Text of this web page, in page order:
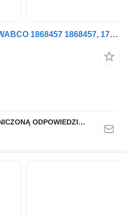
Soupape pneumatique WABCO 1868457 1868457, 1789069 pour tracteur routier Scania G400
QINDITO SPÓŁKA Z OGRANICZONĄ ODPOWIEDZIALNOŚCIĄ